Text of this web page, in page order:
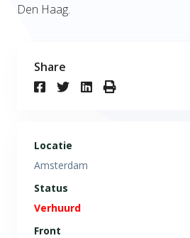
Den Haag.
Share
Locatie
Amsterdam
Status
Verhuurd
Front